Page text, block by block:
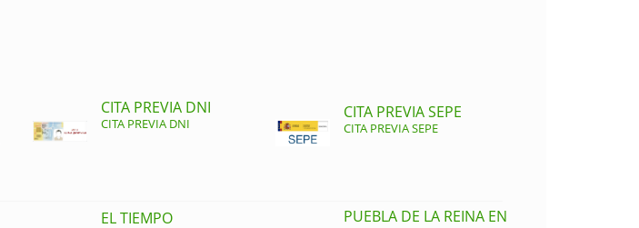
CITA PREVIA DNI
CITA PREVIA DNI
CITA PREVIA SEPE
CITA PREVIA SEPE
EL TIEMPO
PUEBLA DE LA REINA EN